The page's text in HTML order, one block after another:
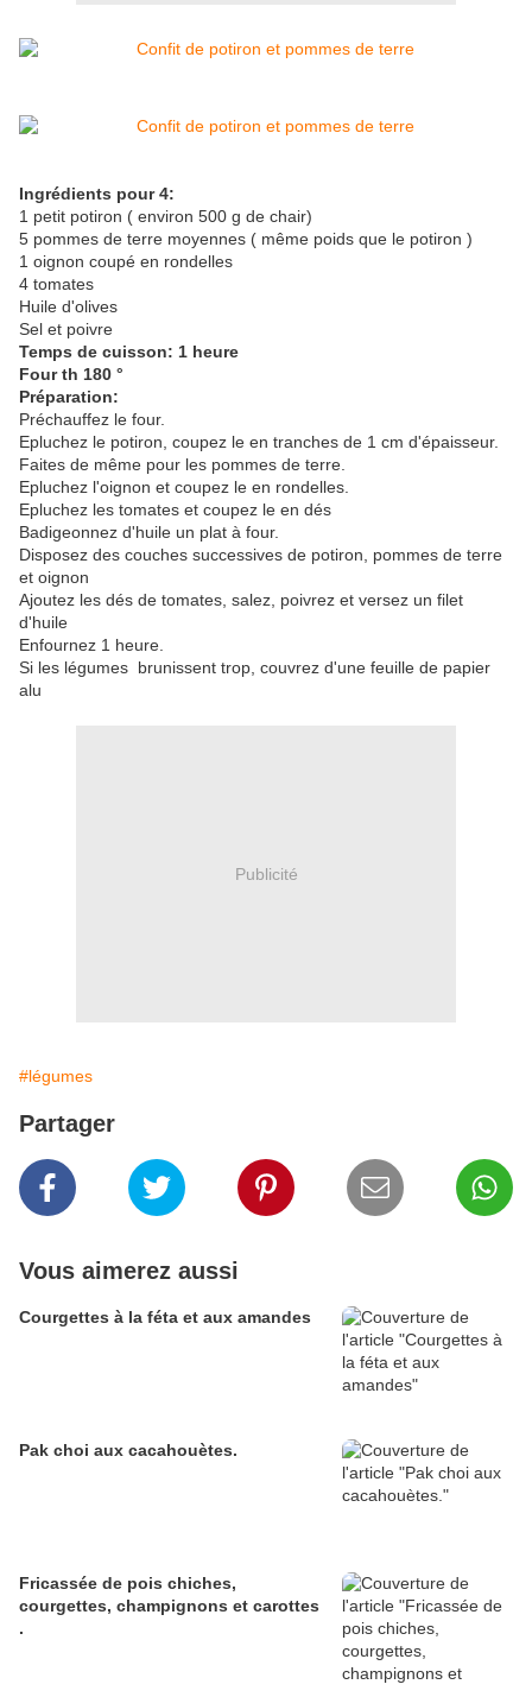
Ingrédients pour 4:
1 petit potiron ( environ 500 g de chair)
5 pommes de terre moyennes ( même poids que le potiron )
1 oignon coupé en rondelles
4 tomates
Huile d'olives
Sel et poivre
Temps de cuisson: 1 heure
Four th 180 °
Préparation:
Préchauffez le four.
Epluchez le potiron, coupez le en tranches de 1 cm d'épaisseur.
Faites de même pour les pommes de terre.
Epluchez l'oignon et coupez le en rondelles.
Epluchez les tomates et coupez le en dés
Badigeonnez d'huile un plat à four.
Disposez des couches successives de potiron, pommes de terre
et oignon
Ajoutez les dés de tomates, salez, poivrez et versez un filet
d'huile
Enfournez 1 heure.
Si les légumes brunissent trop, couvrez d'une feuille de papier
alu
Publicité
#légumes
Partager
Vous aimerez aussi
Courgettes à la féta et aux amandes
Pak choi aux cacahouètes.
Fricassée de pois chiches,
courgettes, champignons et carottes
.